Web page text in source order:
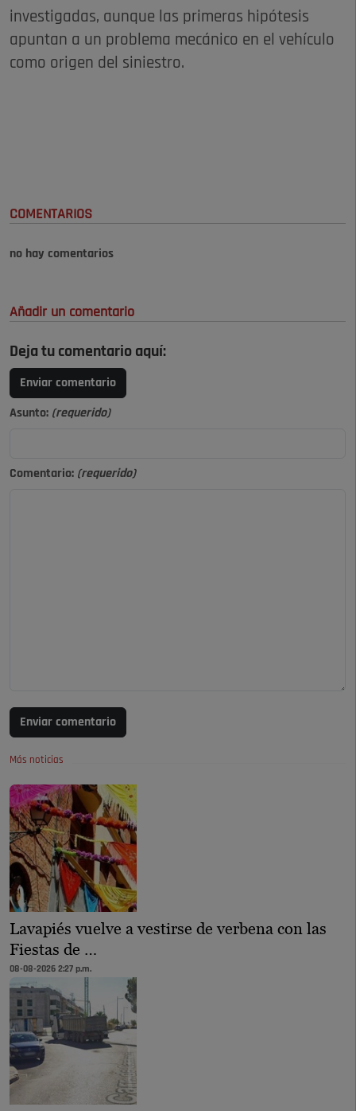
investigadas, aunque las primeras hipótesis
apuntan a un problema mecánico en el vehículo
como origen del siniestro.
COMENTARIOS
no hay comentarios
Añadir un comentario
Deja tu comentario aquí:
Enviar comentario
Asunto: (requerido)
Comentario: (requerido)
Enviar comentario
Más noticias
Lavapiés vuelve a vestirse de verbena con las
Fiestas de …
08-08-2026 2:27 p.m.